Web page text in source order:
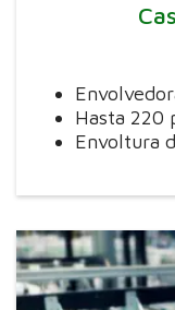
Hasta 220
Envoltura